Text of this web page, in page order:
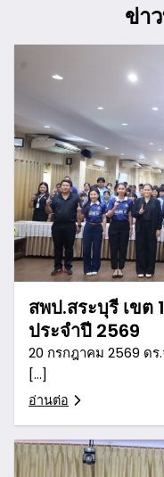
ข่า
สพป.สระบุรี เขต
ประจำปี 2569
20 กรกฎาคม 2569 ด
[…]
อ่านต่อ